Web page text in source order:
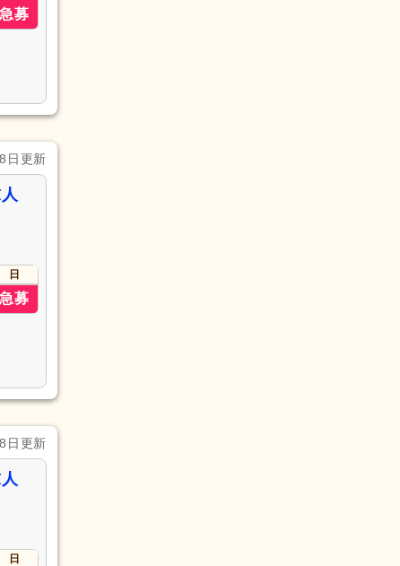
急募
日更新
日
急募
日更新
日